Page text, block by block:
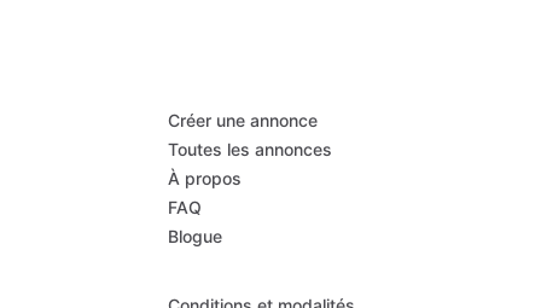
Créer une annonce
Toutes les annonces
À propos
FAQ
Blogue